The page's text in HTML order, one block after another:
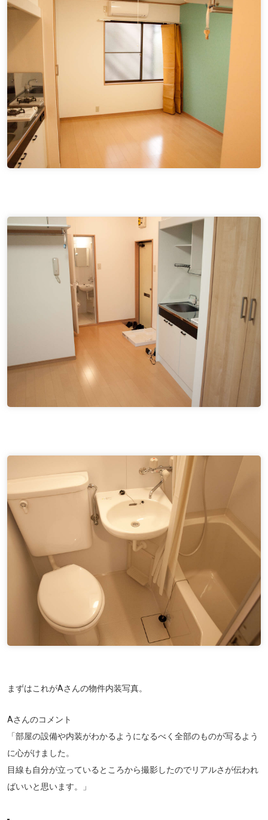
まずはこれがAさんの物件内装写真。
Aさんのコメント
「部屋の設備や内装がわかるようになるべく全部のものが写るよう
に心がけました。
目線も自分が立っているところから撮影したのでリアルさが伝われ
ばいいと思います。」